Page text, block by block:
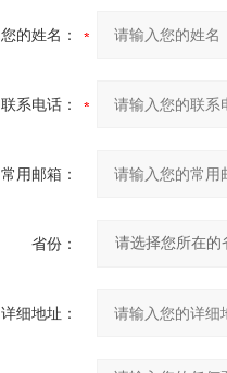
您的姓名：
联系电话：
常用邮箱：
省份：
详细地址：